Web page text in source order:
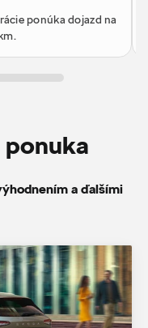
ponúka dojazd na
a ďalšími